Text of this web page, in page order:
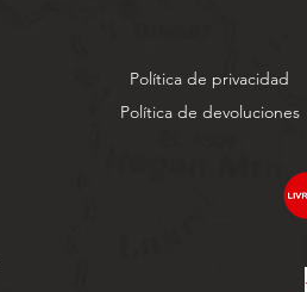
Política de privacidad
Política de devoluciones